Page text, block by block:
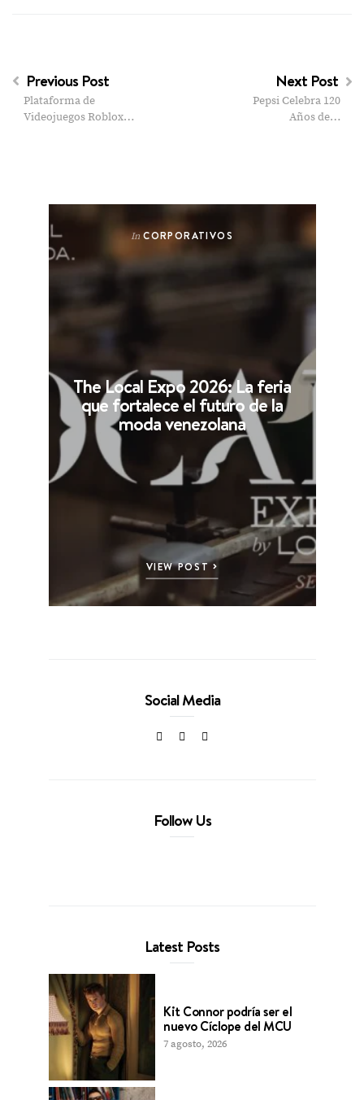
Previous Post
Plataforma de
Videojuegos Roblox…
Next Post
Pepsi Celebra 120
Años de…
In CORPORATIVOS
The Local Expo 2026: La feria
que fortalece el futuro de la
moda venezolana
VIEW POST
Social Media
Follow Us
Latest Posts
Kit Connor podría ser el
nuevo Cíclope del MCU
7 agosto, 2026